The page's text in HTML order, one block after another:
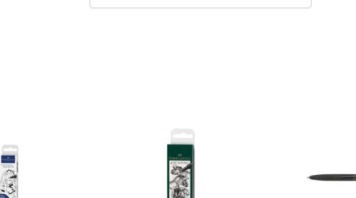
Soluble dans l'eau
Soluble à l'eau